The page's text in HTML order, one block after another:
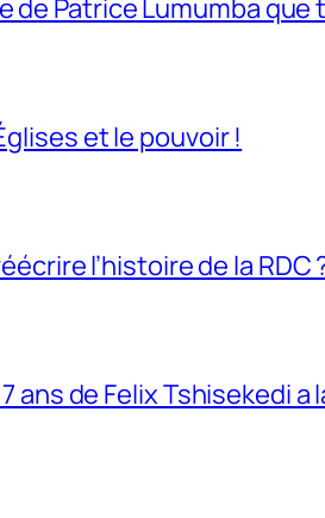
de Patrice Lumumba
et le pouvoir !
l’histoire de la RDC
de Felix Tshisekedi a